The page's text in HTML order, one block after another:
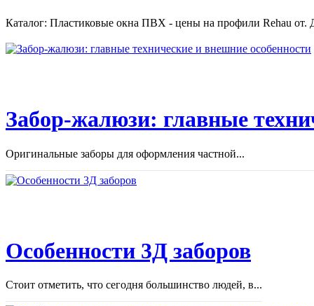
Каталог: Пластиковые окна ПВХ - цены на профили Rehau от.
Забор-жалюзи: главные
Оригинальные заборы для оформления частной...
Особенности 3Д заборов
Стоит отметить, что сегодня большинство людей, в...